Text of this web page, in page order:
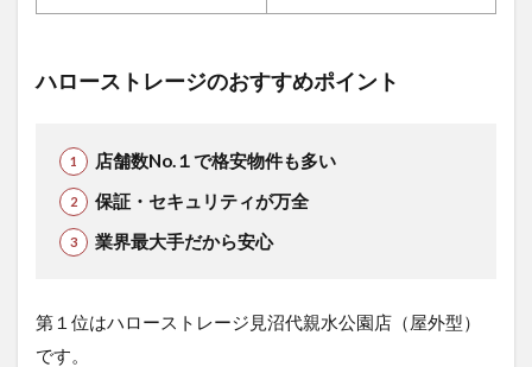
ハローストレージのおすすめポイント
店舗数No.１で格安物件も多い
保証・セキュリティが万全
業界最大手だから安心
第１位はハローストレージ見沼代親水公園店（屋外型）
です。